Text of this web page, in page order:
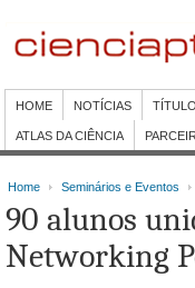
HOME NOTÍCIAS
ATLAS DA CIÊNCIA
Home Seminários e Eventos
90 alunos
Networking